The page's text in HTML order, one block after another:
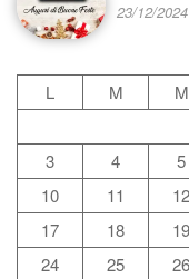
23/12/2024
L
M M
3
4 5
10
11 12
17
18 19
24
25 26